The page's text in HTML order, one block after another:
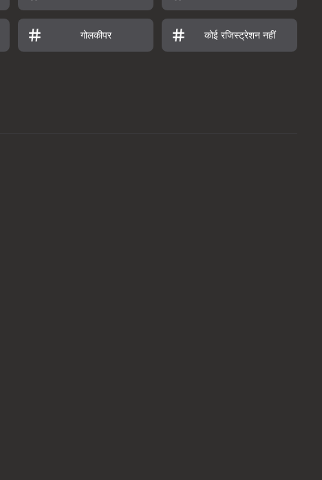
गोलकीपर कोई रजिस्ट्रेशन नहीं